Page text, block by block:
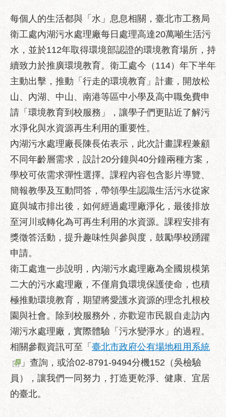
開
優
良
事
蹟
影
音
專
區
性
別
主
流
化
性
騷
擾
防
治
廉
政
園
地
便
民
服
務
道
路
挖
每個人的生活都與「水」息息相關，臺北市工務局
衛工處內湖污水處理廠每日處理高達20萬噸生活污
水，並於112年取得環境部認證的環境教育場所，持
續致力於推廣環境教育。衛工處今（114）年下半年
主動出擊，推動「行走的環境教育」計畫，開放松
山、內湖、中山、南港等區中小學及高中職免費申
請「環境教育到校服務」，讓學子們更貼近了解污
水淨化與水資源再生利用的重要性。
內湖污水處理廠長陳長佑表示，此次計畫課程兼顧
不同年齡層需求，設計20分鐘與40分鐘兩種方案，
學校可依需求彈性選擇。課程內容包含影片導覽、
簡報教學及互動問答，帶領學生認識生活污水從家
庭與城市排出後，如何經過處理廠淨化，最後排放
至河川或轉化為可再生利用的水資源。課程安排有
獎徵答活動，提升趣味性與參與度，鼓勵學校踴躍
申請。
衛工處進一步說明，內湖污水處理廠為全國規模第
二大的污水處理廠，不僅肩負環境保護使命，也積
極推動環境教育，期望將愛護水資源的理念扎根校
園與社會。除到校服務外，亦歡迎市民親自走訪內
湖污水處理廠，實際體驗「污水變淨水」的過程。
相關參觀資訊可至「 臺北市政府公有場地租用系統
」查詢，或洽02-8791-9494分機152（吳檢驗
員），讓我們一同努力，打造更乾淨、健康、宜居
的臺北。